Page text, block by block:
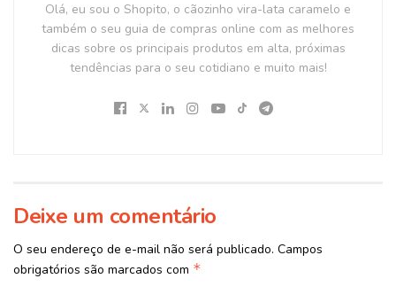
Olá, eu sou o Shopito, o cãozinho vira-lata caramelo e
também o seu guia de compras online com as melhores
dicas sobre os principais produtos em alta, próximas
tendências para o seu cotidiano e muito mais!
Deixe um comentário
O seu endereço de e-mail não será publicado. Campos
obrigatórios são marcados com *